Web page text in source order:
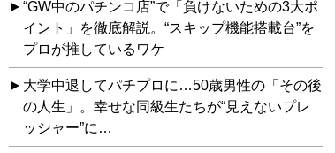
“GW中のパチンコ店”で「負けないための3大ポ
イント」を徹底解説。“スキップ機能搭載台”を
プロが推しているワケ
大学中退してパチプロに…50歳男性の「その後
の人生」。幸せな同級生たちが“見えないプレ
ッシャー”に…